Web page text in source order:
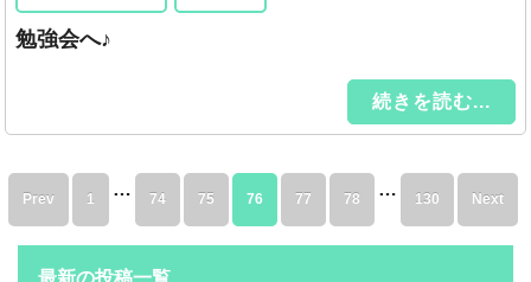
勉強会へ♪
続きを読む...
Prev 1 … 74 75 76 77 78 … 130 Next